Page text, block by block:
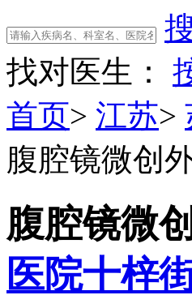
找对医生：
首页> 江苏>
腹腔镜微创
腹腔镜微
医院十梓